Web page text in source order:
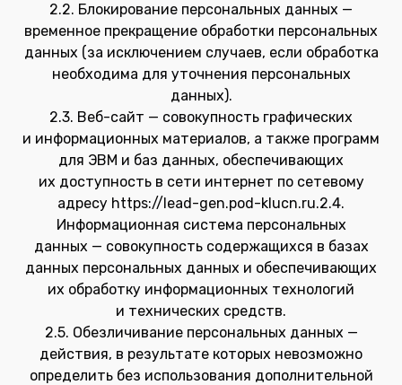
2.2. Блокирование персональных данных —
временное прекращение обработки персональных
данных (за исключением случаев, если обработка
необходима для уточнения персональных
данных).
2.3. Веб-сайт — совокупность графических
и информационных материалов, а также программ
для ЭВМ и баз данных, обеспечивающих
их доступность в сети интернет по сетевому
адресу https://lead-gen.pod-klucn.ru.2.4.
Информационная система персональных
данных — совокупность содержащихся в базах
данных персональных данных и обеспечивающих
их обработку информационных технологий
и технических средств.
2.5. Обезличивание персональных данных —
действия, в результате которых невозможно
определить без использования дополнительной